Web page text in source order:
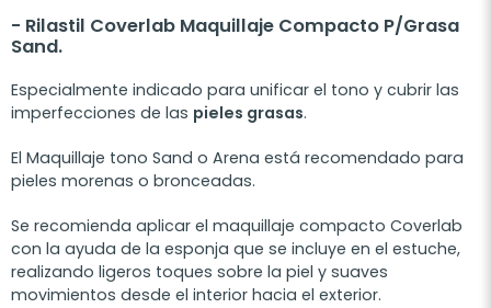
- Rilastil Coverlab Maquillaje Compacto P/Grasa
Sand.
Especialmente indicado para unificar el tono y cubrir las
imperfecciones de las pieles grasas.
El Maquillaje tono Sand o Arena está recomendado para
pieles morenas o bronceadas.
Se recomienda aplicar el maquillaje compacto Coverlab
con la ayuda de la esponja que se incluye en el estuche,
realizando ligeros toques sobre la piel y suaves
movimientos desde el interior hacia el exterior.